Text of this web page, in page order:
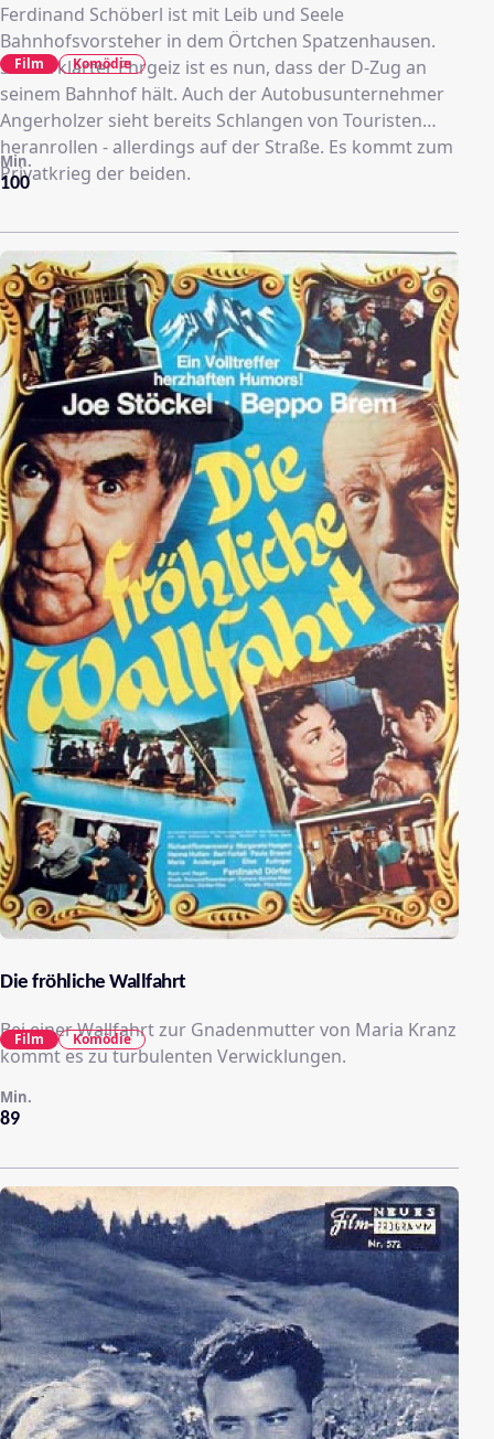
Ferdinand Schöberl ist mit Leib und Seele
Bahnhofsvorsteher in dem Örtchen Spatzenhausen.
Sein erklärter Ehrgeiz ist es nun, dass der D-Zug an
seinem Bahnhof hält. Auch der Autobusunternehmer
Angerholzer sieht bereits Schlangen von Touristen
heranrollen - allerdings auf der Straße. Es kommt zum
Privatkrieg der beiden.
100
Min.
Film Komödie
Die fröhliche Wallfahrt
Bei einer Wallfahrt zur Gnadenmutter von Maria Kranz
kommt es zu turbulenten Verwicklungen.
89
Min.
Film Komödie